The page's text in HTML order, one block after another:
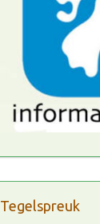
Tegelspreuk